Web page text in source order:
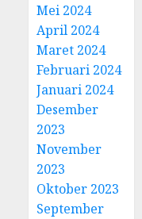
Mei 2024
April 2024
Maret 2024
Februari 2024
Januari 2024
Desember
2023
November
2023
Oktober 2023
September